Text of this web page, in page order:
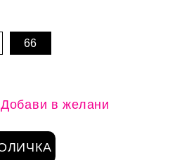
66
Добави в желани